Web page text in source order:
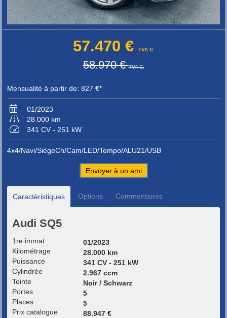
57.470 € TVA C.
58.970 €TVA C.
Mensualité à partir de: 827 €*
01/2023
28.000 km
341 CV - 251 kW
4x4/Navi/SiègeCh/Cam/LED/Tempo/ALU21/USB
Envoyer à un ami
Caractèristiques Options Commentaires
Audi SQ5
1re immat
01/2023
Kilométrage
28.000 km
Puissance
341 CV - 251 kW
Cylindrée
2.967 ccm
Teinte
Noir / Schwarz
Portes
5
Places
5
Prix catalogue
88.947 €